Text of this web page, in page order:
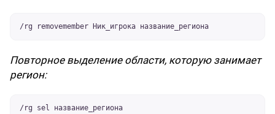
/rg removemember Ник_игрока название_региона
Повторное выделение области, которую занимает
регион:
/rg sel название_региона